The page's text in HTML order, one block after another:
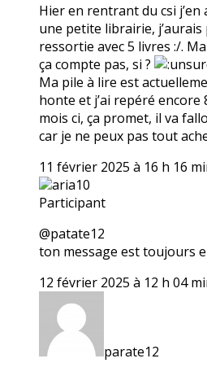
Hier en rentrant du csi
une petite librairie, j’aurais
ressortie avec 5 livres :/.
ça compte pas, si ?
Ma pile à lire est
honte et j’ai repéré encore
mois ci, ça promet, il va
car je ne peux pas tout
11 février 2025 à 16 h 16
aria10
Participant
@patate12
ton message est toujours
12 février 2025 à 12 h 04
parate12